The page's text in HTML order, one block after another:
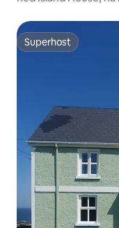
Superhost
Superhost